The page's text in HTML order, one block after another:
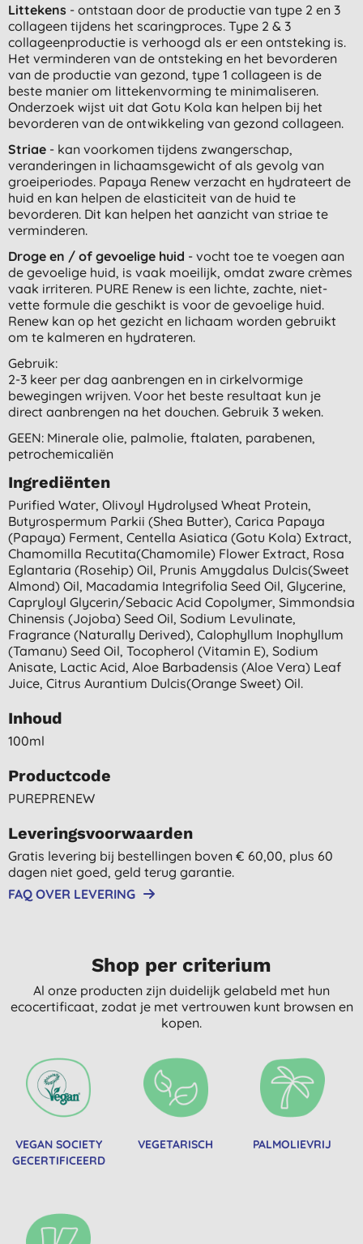
Littekens - ontstaan ​​door de productie van type 2 en 3
collageen tijdens het scaringproces. Type 2 & 3
collageenproductie is verhoogd als er een ontsteking is.
Het verminderen van de ontsteking en het bevorderen
van de productie van gezond, type 1 collageen is de
beste manier om littekenvorming te minimaliseren.
Onderzoek wijst uit dat Gotu Kola kan helpen bij het
bevorderen van de ontwikkeling van gezond collageen.
Striae - kan voorkomen tijdens zwangerschap,
veranderingen in lichaamsgewicht of als gevolg van
groeiperiodes. Papaya Renew verzacht en hydrateert de
huid en kan helpen de elasticiteit van de huid te
bevorderen. Dit kan helpen het aanzicht van striae te
verminderen.
Droge en / of gevoelige huid - vocht toe te voegen aan
de gevoelige huid, is vaak moeilijk, omdat zware crèmes
vaak irriteren. PURE Renew is een lichte, zachte, niet-
vette formule die geschikt is voor de gevoelige huid.
Renew kan op het gezicht en lichaam worden gebruikt
om te kalmeren en hydrateren.
Gebruik:
2-3 keer per dag aanbrengen en in cirkelvormige
bewegingen wrijven. Voor het beste resultaat kun je
direct aanbrengen na het douchen. Gebruik 3 weken.
GEEN: Minerale olie, palmolie, ftalaten, parabenen,
petrochemicaliën
Ingrediënten
Purified Water, Olivoyl Hydrolysed Wheat Protein,
Butyrospermum Parkii (shea Butter), Carica Papaya
(papaya) Ferment, Centella Asiatica (gotu Kola) Extract,
Chamomilla Recutita(chamomile) Flower Extract, Rosa
Eglantaria (rosehip) Oil, Prunis Amygdalus Dulcis(sweet
Almond) Oil, Macadamia Integrifolia Seed Oil, Glycerine,
Capryloyl Glycerin/sebacic Acid Copolymer, Simmondsia
Chinensis (jojoba) Seed Oil, Sodium Levulinate,
Fragrance (naturally Derived), Calophyllum Inophyllum
(tamanu) Seed Oil, Tocopherol (vitamin E), Sodium
Anisate, Lactic Acid, Aloe Barbadensis (aloe Vera) Leaf
Juice, Citrus Aurantium Dulcis(orange Sweet) Oil.
Inhoud
100ml
Productcode
PUREPRENEW
Leveringsvoorwaarden
Gratis levering bij bestellingen boven € 60,00, plus 60
dagen niet goed, geld terug garantie.
FAQ OVER LEVERING
Shop per criterium
Al onze producten zijn duidelijk gelabeld met hun
ecocertificaat, zodat je met vertrouwen kunt browsen en
kopen.
VEGAN SOCIETY
GECERTIFICEERD
VEGETARISCH PALMOLIEVRIJ